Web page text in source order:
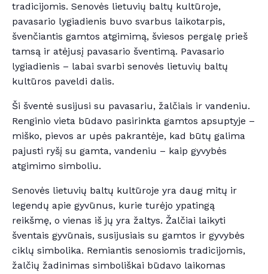
tradicijomis. Senovės lietuvių baltų kultūroje,
pavasario lygiadienis buvo svarbus laikotarpis,
švenčiantis gamtos atgimimą, šviesos pergalę prieš
tamsą ir atėjusį pavasario šventimą. Pavasario
lygiadienis – labai svarbi senovės lietuvių baltų
kultūros paveldi dalis.
Ši šventė susijusi su pavasariu, žalčiais ir vandeniu.
Renginio vieta būdavo pasirinkta gamtos apsuptyje –
miško, pievos ar upės pakrantėje, kad būtų galima
pajusti ryšį su gamta, vandeniu – kaip gyvybės
atgimimo simboliu.
Senovės lietuvių baltų kultūroje yra daug mitų ir
legendų apie gyvūnus, kurie turėjo ypatingą
reikšmę, o vienas iš jų yra žaltys. Žalčiai laikyti
šventais gyvūnais, susijusiais su gamtos ir gyvybės
ciklų simbolika. Remiantis senosiomis tradicijomis,
žalčių žadinimas simboliškai būdavo laikomas